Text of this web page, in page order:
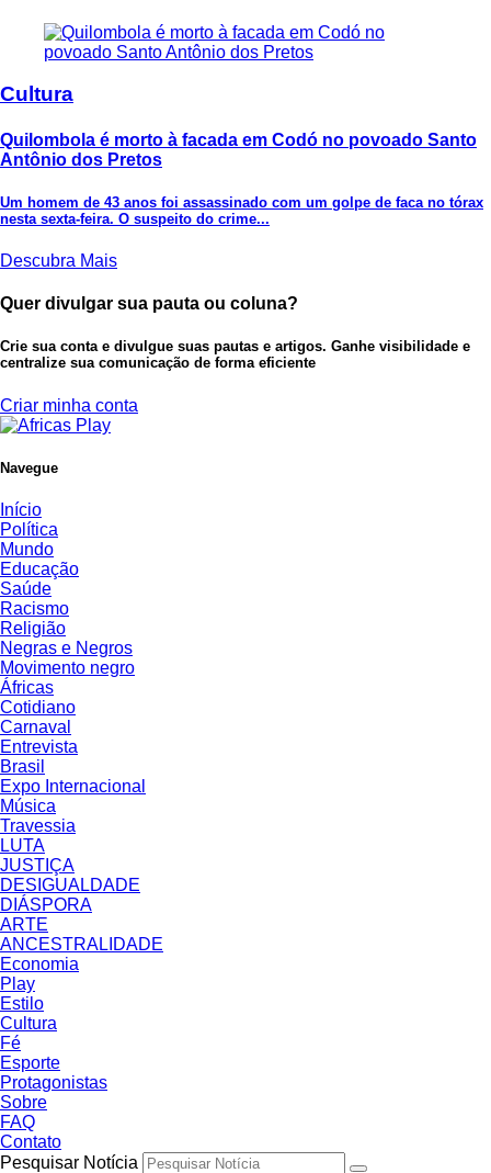
Cultura
Quilombola é morto à facada em Codó no povoado Santo
Antônio dos Pretos
Um homem de 43 anos foi assassinado com um golpe de faca no tórax
nesta sexta-feira. O suspeito do crime...
Descubra Mais
Quer divulgar sua pauta ou coluna?
Crie sua conta e divulgue suas pautas e artigos. Ganhe visibilidade e
centralize sua comunicação de forma eficiente
Criar minha conta
Navegue
Início
Política
Mundo
Educação
Saúde
Racismo
Religião
Negras e Negros
Movimento negro
Áfricas
Cotidiano
Carnaval
Entrevista
Brasil
Expo Internacional
Música
Travessia
LUTA
JUSTIÇA
DESIGUALDADE
DIÁSPORA
ARTE
ANCESTRALIDADE
Economia
Play
Estilo
Cultura
Fé
Esporte
Protagonistas
Sobre
FAQ
Contato
Pesquisar Notícia